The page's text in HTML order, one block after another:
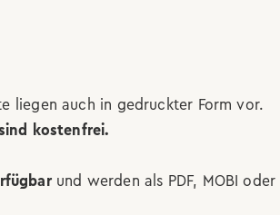
liegen auch in gedruckter Form vor.
kostenfrei.
und werden als PDF, MOBI oder